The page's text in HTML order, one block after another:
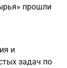
прошли
и
задач по